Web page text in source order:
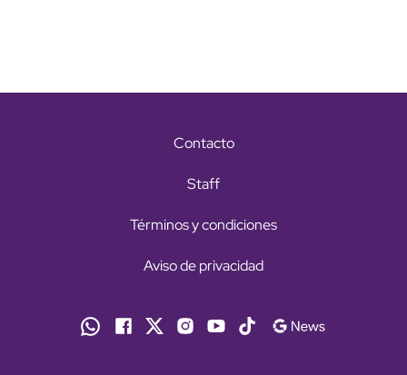
Contacto
Staff
Términos y condiciones
Aviso de privacidad